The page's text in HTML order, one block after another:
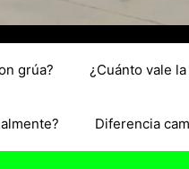
grúa? ¿Cuánto vale
Diferencia